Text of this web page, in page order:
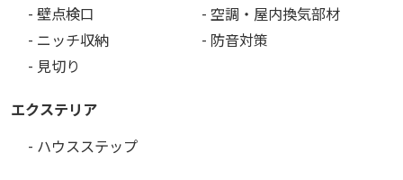
- 壁点検口
- 空調・屋内換気部材
- ニッチ収納
- 防音対策
- 見切り
エクステリア
- ハウスステップ